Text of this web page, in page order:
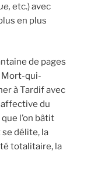
etc.) avec
en plus
de pages
Mort-qui-
à Tardif avec
du
l’on bâtit
délite, la
totalitaire, la